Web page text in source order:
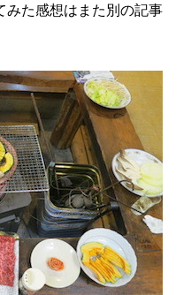
みた感想はまた別の記事